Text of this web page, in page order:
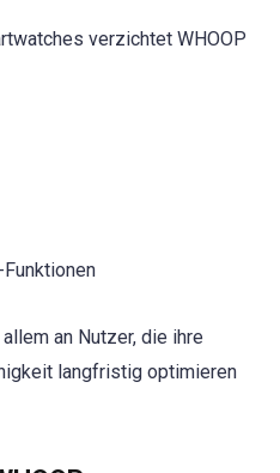
verzichtet WHOOP
an Nutzer, die ihre
langfristig optimieren